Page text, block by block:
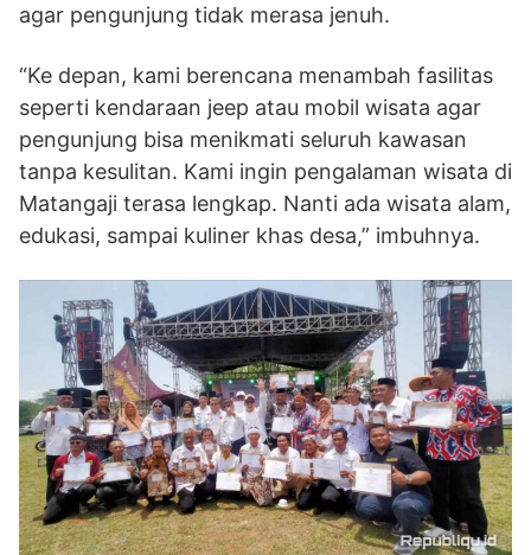
agar pengunjung tidak merasa jenuh.
“Ke depan, kami berencana menambah fasilitas
seperti kendaraan jeep atau mobil wisata agar
pengunjung bisa menikmati seluruh kawasan
tanpa kesulitan. Kami ingin pengalaman wisata di
Matangaji terasa lengkap. Nanti ada wisata alam,
edukasi, sampai kuliner khas desa,” imbuhnya.